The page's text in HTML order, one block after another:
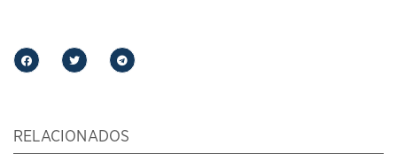
RELACIONADOS